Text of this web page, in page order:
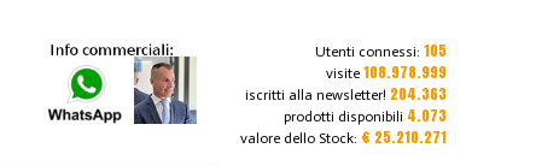
Utenti connessi: 105
visite 108.978.999
iscritti alla newsletter! 204.363
prodotti disponibili 4.073
valore dello Stock: € 25.210.271